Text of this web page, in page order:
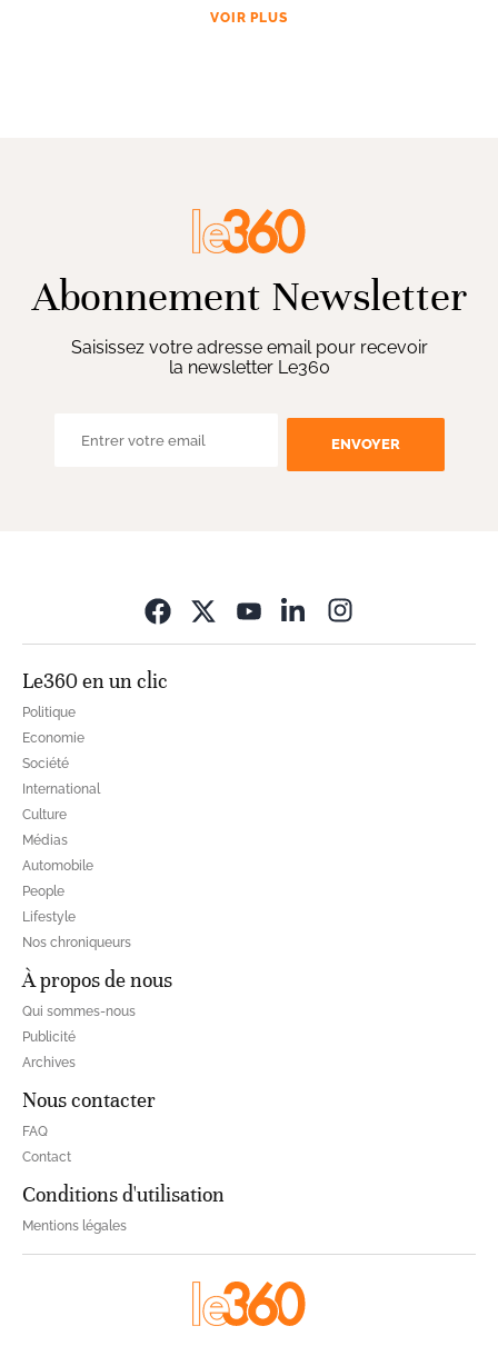
VOIR PLUS
Abonnement Newsletter
Saisissez votre adresse email pour recevoir
la newsletter Le360
ENVOYER
Le360 en un clic
Politique
Economie
Société
International
Culture
Médias
Automobile
People
Lifestyle
Nos chroniqueurs
À propos de nous
Qui sommes-nous
Publicité
Archives
Nous contacter
FAQ
Contact
Conditions d'utilisation
Mentions légales